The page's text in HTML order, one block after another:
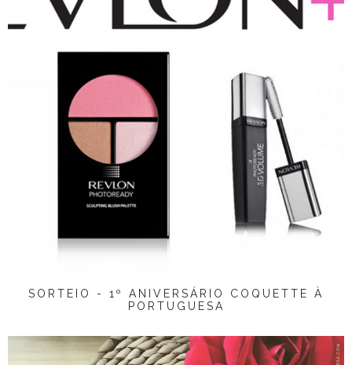
SORTEIO - 1º ANIVERSÁRIO COQUETTE À
PORTUGUESA